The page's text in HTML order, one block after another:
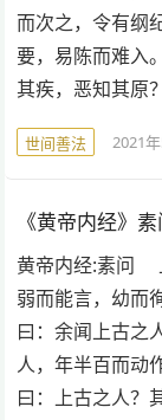
而次之，令有纲
要，易陈而难入
其疾，恶知其原
世间善法 2021
《黄帝内经》
黄帝内经:素问
弱而能言，幼而
曰：余闻上古之
人，年半百而动
曰：上古之人？